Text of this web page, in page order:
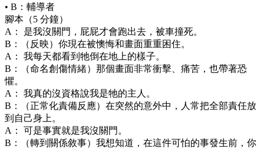
• B：輔導者
腳本（5 分鐘）
A： 是我沒關門，屁屁才會跑出去，被車撞死。
B：（反映）你現在被懊悔和畫面重重困住。
A： 我每天都看到牠倒在地上的樣子。
B：（命名創傷情緒）那個畫面非常衝擊、痛苦，也帶著恐
懼。
A： 我真的沒資格說我是牠的主人。
B：（正常化責備反應）在突然的意外中，人常把全部責任放
到自己身上。
A： 可是事實就是我沒關門。
B：（轉到關係敘事）我想知道，在這件可怕的事發生前，你